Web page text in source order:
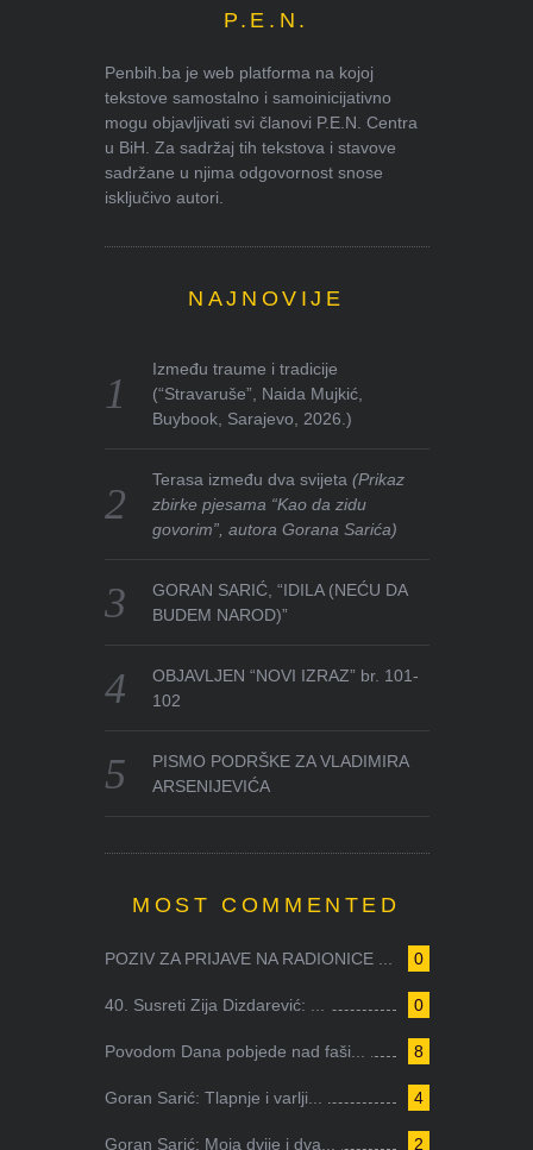
P.E.N.
Penbih.ba je web platforma na kojoj
tekstove samostalno i samoinicijativno
mogu objavljivati svi članovi P.E.N. Centra
u BiH. Za sadržaj tih tekstova i stavove
sadržane u njima odgovornost snose
isključivo autori.
NAJNOVIJE
Između traume i tradicije
(“Stravaruše”, Naida Mujkić,
Buybook, Sarajevo, 2026.)
Terasa između dva svijeta(Prikaz
zbirke pjesama “Kao da zidu
govorim”, autora Gorana Sarića)
GORAN SARIĆ, “IDILA (NEĆU DA
BUDEM NAROD)”
OBJAVLJEN “NOVI IZRAZ” br. 101-
102
PISMO PODRŠKE ZA VLADIMIRA
ARSENIJEVIĆA
MOST COMMENTED
0
POZIV ZA PRIJAVE NA RADIONICE ...
0
40. Susreti Zija Dizdarević: ...
8
Povodom Dana pobjede nad faši...
4
Goran Sarić: Tlapnje i varlji...
2
Goran Sarić: Moja dvije i dva...